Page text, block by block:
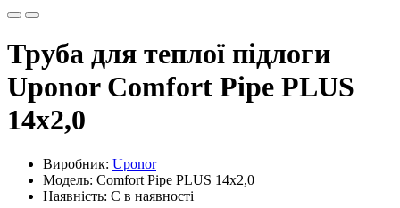
Труба для теплої підлоги
Uponor Comfort Pipe PLUS
14x2,0
Виробник: Uponor
Модель: Comfort Pipe PLUS 14x2,0
Наявність: Є в наявності